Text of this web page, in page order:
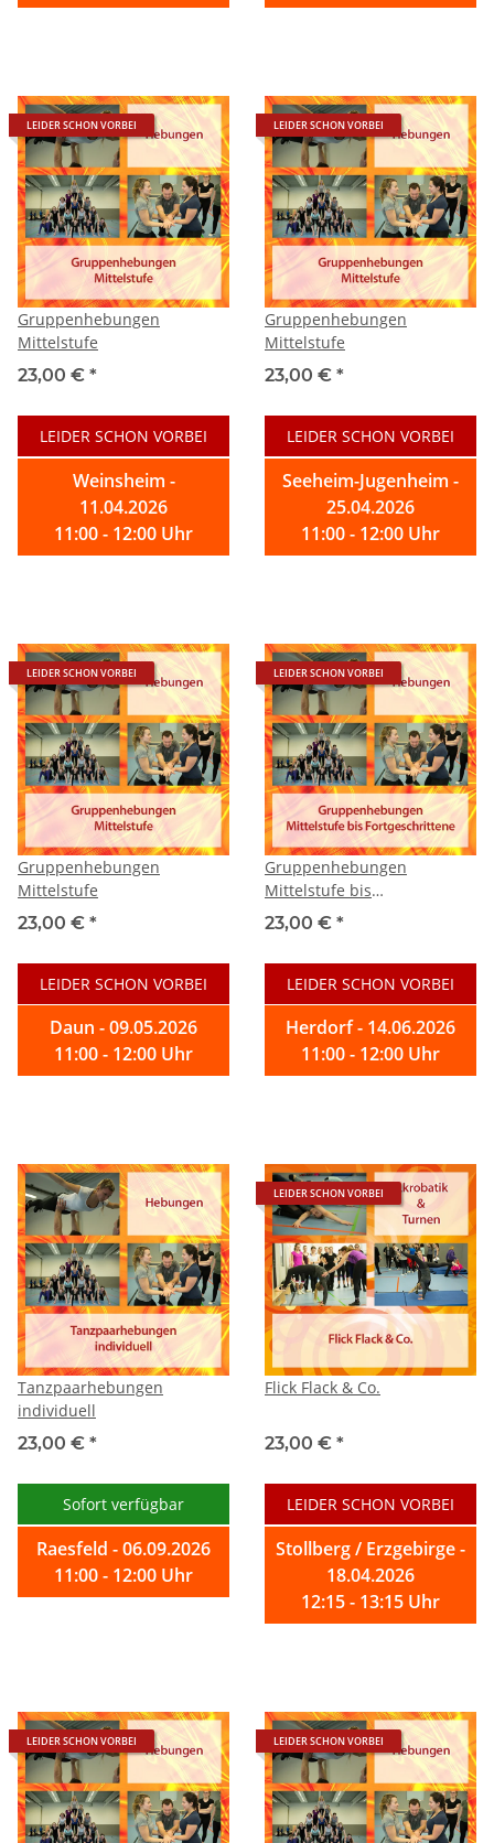
LEIDER SCHON VORBEI
Gruppenhebungen
Mittelstufe
23,00 € *
LEIDER SCHON VORBEI
Weinsheim -
11.04.2026
11:00 - 12:00 Uhr
LEIDER SCHON VORBEI
Gruppenhebungen
Mittelstufe
23,00 € *
LEIDER SCHON VORBEI
Seeheim-Jugenheim -
25.04.2026
11:00 - 12:00 Uhr
LEIDER SCHON VORBEI
Gruppenhebungen
Mittelstufe
23,00 € *
LEIDER SCHON VORBEI
Daun - 09.05.2026
11:00 - 12:00 Uhr
LEIDER SCHON VORBEI
Gruppenhebungen
Mittelstufe bis
Fortgeschrittene
23,00 € *
LEIDER SCHON VORBEI
Herdorf - 14.06.2026
11:00 - 12:00 Uhr
Tanzpaarhebungen
individuell
23,00 € *
Sofort verfügbar
Raesfeld - 06.09.2026
11:00 - 12:00 Uhr
LEIDER SCHON VORBEI
Flick Flack & Co.
23,00 € *
LEIDER SCHON VORBEI
Stollberg / Erzgebirge -
18.04.2026
12:15 - 13:15 Uhr
LEIDER SCHON VORBEI LEIDER SCHON VORBEI